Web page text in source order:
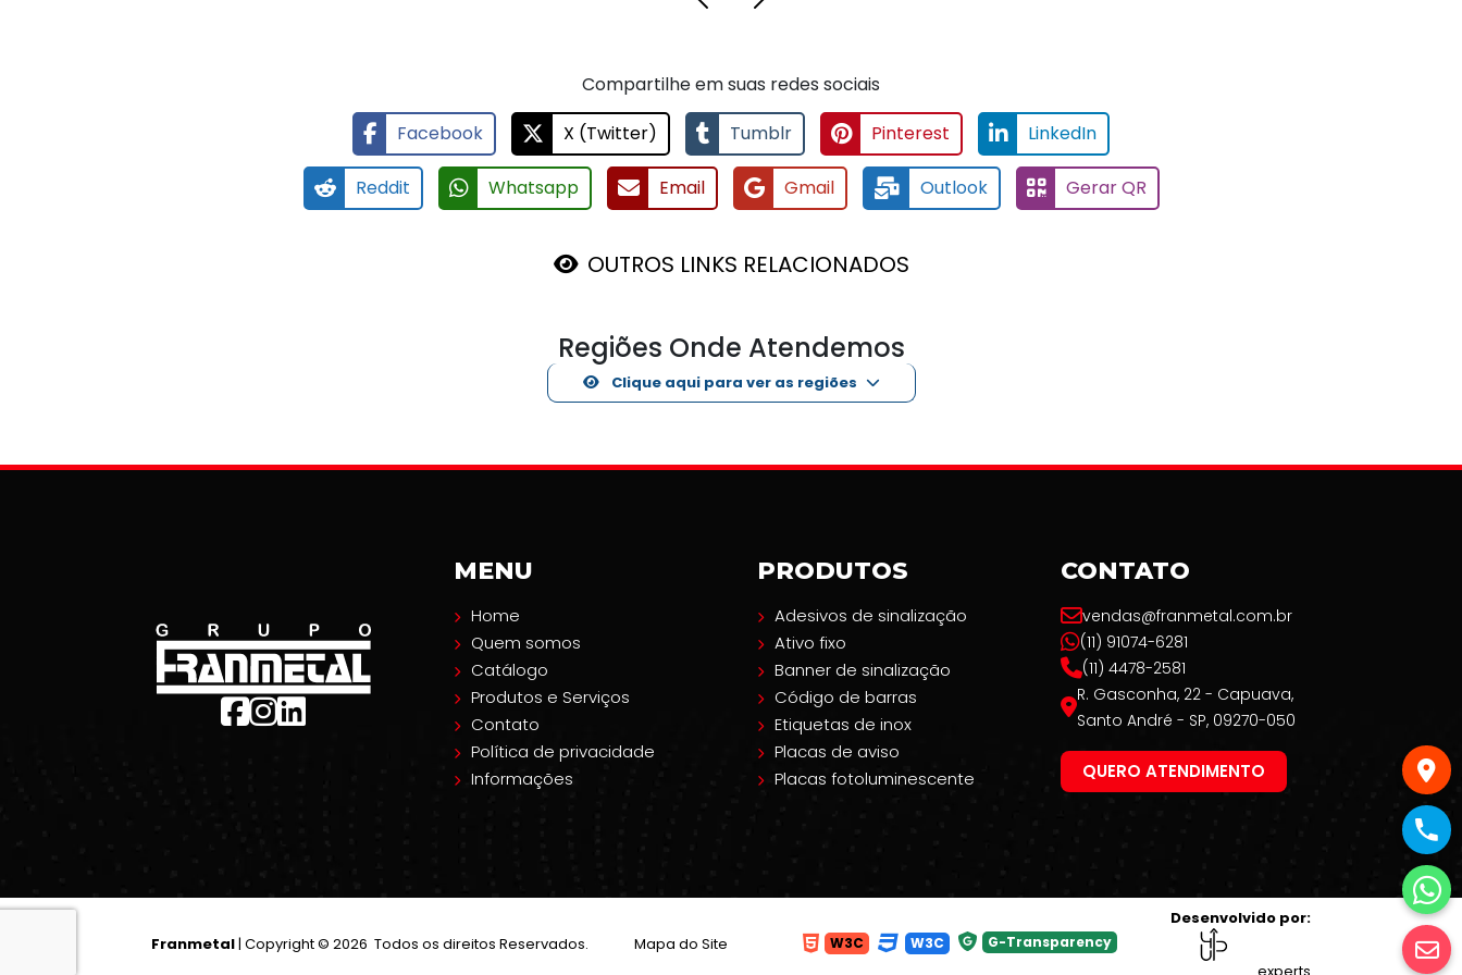
Compartilhe em suas redes sociais
Facebook
X (Twitter) Tumblr Pinterest LinkedIn
Reddit Whatsapp Email Gmail Outlook Gerar QR
OUTROS LINKS RELACIONADOS
Regiões Onde Atendemos
Clique aqui para ver as regiões
MENU
Home
Quem somos
Catálogo
Produtos e Serviços
Contato
Política de privacidade
Informações
PRODUTOS
Adesivos de sinalização
Ativo fixo
Banner de sinalização
Código de barras
Etiquetas de inox
Placas de aviso
Placas fotoluminescente
CONTATO
vendas@franmetal.com.br
(11) 91074-6281
(11) 4478-2581
R. Gasconha, 22 - Capuava,
Santo André - SP, 09270-050
QUERO ATENDIMENTO
Franmetal| Copyright © 2026 Todos os direitos Reservados. Mapa do Site W3C W3C G-Transparency
Desenvolvido por:
experts